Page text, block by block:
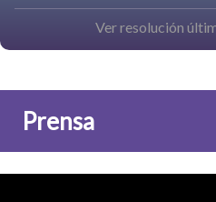
Ver resolución
Prensa